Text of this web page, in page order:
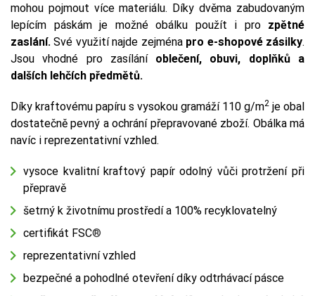
mohou pojmout více materiálu. Díky dvěma zabudovaným
lepícím páskám je možné obálku použít i pro zpětné
zaslání. Své využití najde zejména pro e-shopové zásilky.
Jsou vhodné pro zasíláníoblečení, obuvi, doplňků a
dalších lehčích předmětů.
Díky kraftovému papíru s vysokou gramáží 110 g/m2 je obal
dostatečně pevný a ochrání přepravované zboží. Obálka má
navíc i reprezentativní vzhled.
vysoce kvalitní kraftový papír odolný vůči protržení při
přepravě
šetrný k životnímu prostředí a 100% recyklovatelný
certifikát FSC®
reprezentativní vzhled
bezpečné a pohodlné otevření díky odtrhávací pásce